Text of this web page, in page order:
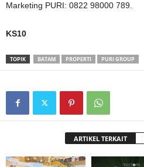
Marketing PURI: 0822 98000 789.
KS10
TOPIK BATAM PROPERTI PURI GROUP
ARTIKEL TERKAIT